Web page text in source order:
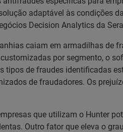
adaptável às condições
Decision Analytics da
caiam em armadilhas de
por segmento, o
tipos de fraudes identificadas
de fraudadores. Os
que utilizam o Hunter
Outro fator que eleva o